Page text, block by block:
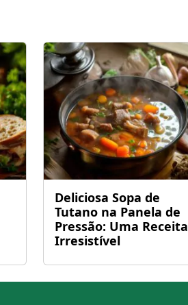
Deliciosa Sopa de
Tutano na Panela de
Pressão: Uma Receita
Irresistível